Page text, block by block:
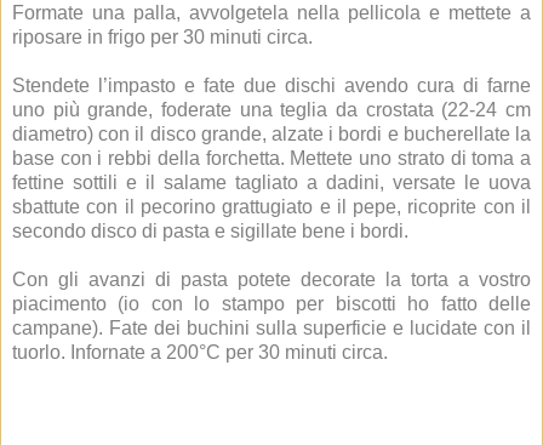
Formate una palla, avvolgetela nella pellicola e mettete a
riposare in frigo per 30 minuti circa.
Stendete l’impasto e fate due dischi avendo cura di farne
uno più grande, foderate una teglia da crostata (22-24 cm
diametro) con il disco grande, alzate i bordi e bucherellate la
base con i rebbi della forchetta. Mettete uno strato di toma a
fettine sottili e il salame tagliato a dadini, versate le uova
sbattute con il pecorino grattugiato e il pepe, ricoprite con il
secondo disco di pasta e sigillate bene i bordi.
Con gli avanzi di pasta potete decorate la torta a vostro
piacimento (io con lo stampo per biscotti ho fatto delle
campane). Fate dei buchini sulla superficie e lucidate con il
tuorlo. Infornate a 200°C per 30 minuti circa.